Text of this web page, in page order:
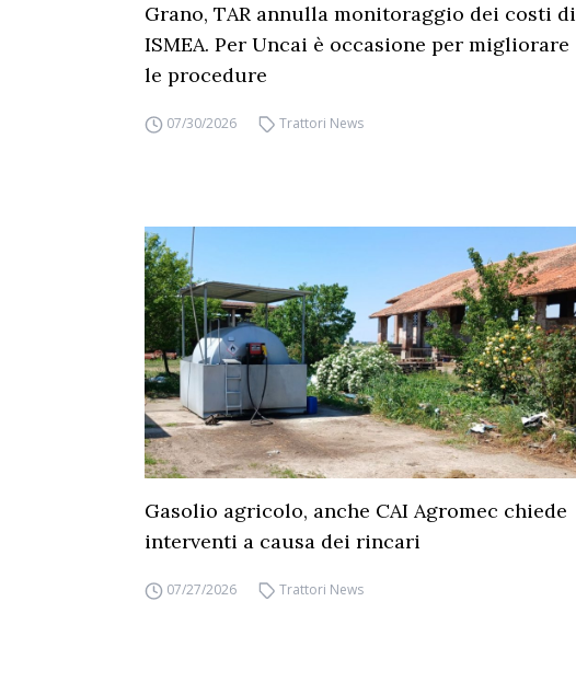
Grano, TAR annulla monitoraggio dei costi di
ISMEA. Per Uncai è occasione per migliorare
le procedure
07/30/2026 Trattori News
Gasolio agricolo, anche CAI Agromec chiede
interventi a causa dei rincari
07/27/2026 Trattori News